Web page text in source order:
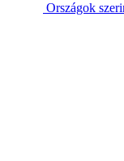
Országok